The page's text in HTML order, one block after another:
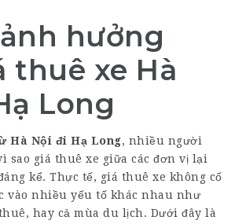
hưởng
thuê xe Hà
Long
Hà Nội đi Hạ Long, nhiều người
sao giá thuê xe giữa các đơn vị lại
kể. Thực tế, giá thuê xe không cố
vào nhiều yếu tố khác nhau như
hay cả mùa du lịch. Dưới đây là